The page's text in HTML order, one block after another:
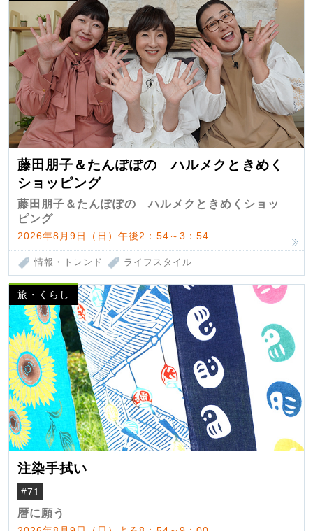
藤田朋子＆たんぽぽの ハルメクときめく
ショッピング
藤田朋子＆たんぽぽの ハルメクときめくショッ
ピング
2026年8月9日（日）午後2：54～3：54
情報・トレンド ライフスタイル
旅・くらし
注染手拭い
#71
暦に願う